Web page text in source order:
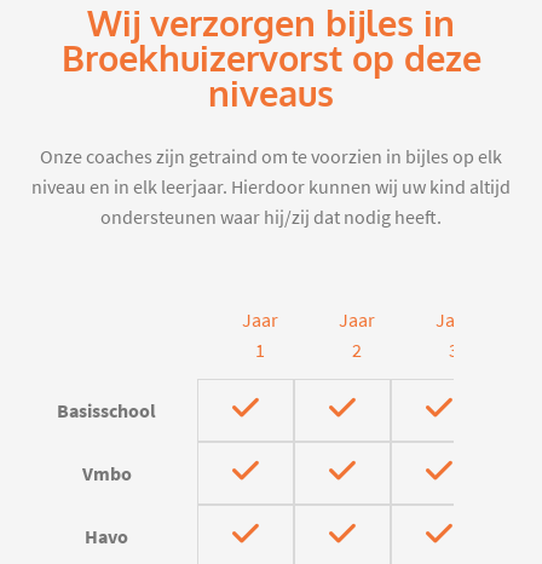
Wij verzorgen bijles in
Broekhuizervorst op deze
niveaus
Onze coaches zijn getraind om te voorzien in bijles op elk
niveau en in elk leerjaar. Hierdoor kunnen wij uw kind altijd
ondersteunen waar hij/zij dat nodig heeft.
Jaar
1
Jaar
2
Jaar
3
Basisschool
Vmbo
Havo